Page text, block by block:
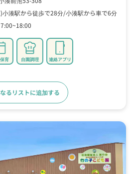
湊駅から徒歩で28分 小湊駅から車で6分
育 自園調理 連絡アプリ
るリストに追加する